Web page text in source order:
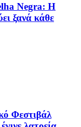
Negra: Η
ξανά κάθε
Φεστιβάλ